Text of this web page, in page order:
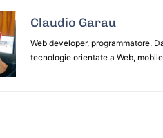
Claudio Garau
Web developer, programmatore,
tecnologie orientate a Web,